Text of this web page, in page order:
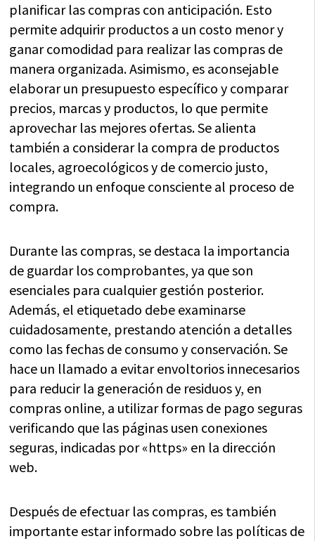
planificar las compras con anticipación. Esto
permite adquirir productos a un costo menor y
ganar comodidad para realizar las compras de
manera organizada. Asimismo, es aconsejable
elaborar un presupuesto específico y comparar
precios, marcas y productos, lo que permite
aprovechar las mejores ofertas. Se alienta
también a considerar la compra de productos
locales, agroecológicos y de comercio justo,
integrando un enfoque consciente al proceso de
compra.
Durante las compras, se destaca la importancia
de guardar los comprobantes, ya que son
esenciales para cualquier gestión posterior.
Además, el etiquetado debe examinarse
cuidadosamente, prestando atención a detalles
como las fechas de consumo y conservación. Se
hace un llamado a evitar envoltorios innecesarios
para reducir la generación de residuos y, en
compras online, a utilizar formas de pago seguras
verificando que las páginas usen conexiones
seguras, indicadas por «https» en la dirección
web.
Después de efectuar las compras, es también
importante estar informado sobre las políticas de